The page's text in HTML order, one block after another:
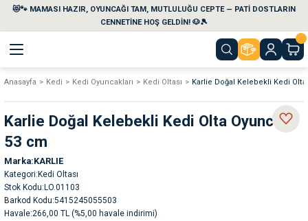
😻🐾 MAMASI HAZIR, OYUNCAĞI TAM, MUTLULUĞU CEPTE — PATİ DOSTLARIN
CENNETİNE HOŞ GELDİN! 🐶🎾
Geri Dön
Geri Dön
Temizlik Ürünleri
Geri Dön
Geri Dön
Geri Dön
Geri Dön
Anasayfa Kedi Kedi Oyuncakları Kedi Oltası Karlie Doğal Kelebekli Kedi
Karlie Doğal Kelebekli Kedi Olta Oyuncak
53 cm
Marka KARLIE
Kategori Kedi Oltası
Stok Kodu LO.01103
Barkod Kodu 5415245055503
Havale 266,00 TL (%5,00 havale indirimi)